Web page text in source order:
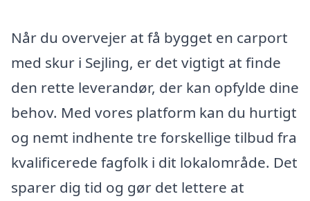
Når du overvejer at få bygget en carport
med skur i Sejling, er det vigtigt at finde
den rette leverandør, der kan opfylde dine
behov. Med vores platform kan du hurtigt
og nemt indhente tre forskellige tilbud fra
kvalificerede fagfolk i dit lokalområde. Det
sparer dig tid og gør det lettere at